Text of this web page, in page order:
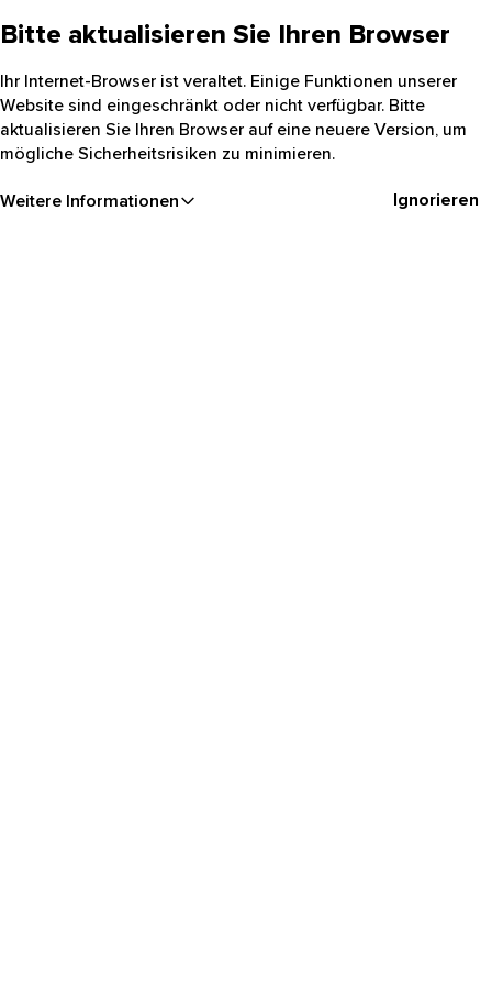
Bitte aktualisieren Sie Ihren Browser
Ihr Internet-Browser ist veraltet. Einige Funktionen unserer
Website sind eingeschränkt oder nicht verfügbar. Bitte
aktualisieren Sie Ihren Browser auf eine neuere Version, um
mögliche Sicherheitsrisiken zu minimieren.
Weitere Informationen Ignorieren